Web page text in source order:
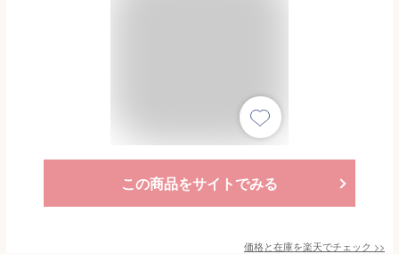
この商品をサイトでみる
価格と在庫を楽天でチェック >>